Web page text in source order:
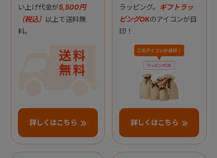
い上げ代金が5,500円
（税込） 以上で送料無
料。
詳しくはこちら
ラッピング。 ギフトラッ
ピングOKのアイコンが目
印！
詳しくはこちら